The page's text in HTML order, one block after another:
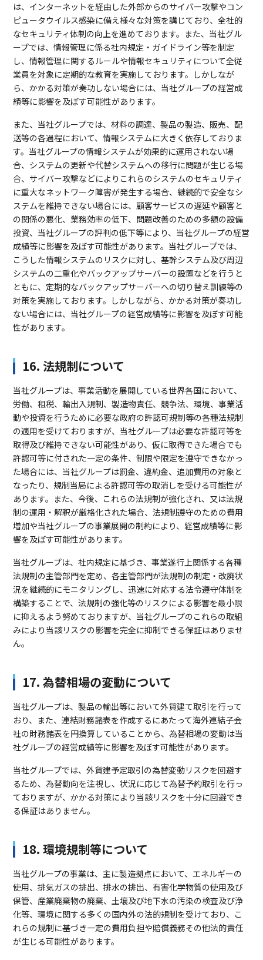
は、インターネットを経由した外部からのサイバー攻撃やコン
ピュータウイルス感染に備え様々な対策を講じており、全社的
なセキュリティ体制の向上を進めております。また、当社グル
ープでは、情報管理に係る社内規定・ガイドライン等を制定
し、情報管理に関するルールや情報セキュリティについて全従
業員を対象に定期的な教育を実施しております。しかしなが
ら、かかる対策が奏功しない場合には、当社グループの経営成
績等に影響を及ぼす可能性があります。
また、当社グループでは、材料の調達、製品の製造、販売、配
送等の各過程において、情報システムに大きく依存しておりま
す。当社グループの情報システムが効果的に運用されない場
合、システムの更新や代替システムへの移行に問題が生じる場
合、サイバー攻撃などによりこれらのシステムのセキュリティ
に重大なネットワーク障害が発生する場合、継続的で安全なシ
ステムを維持できない場合には、顧客サービスの遅延や顧客と
の関係の悪化、業務効率の低下、問題改善のための多額の設備
投資、当社グループの評判の低下等により、当社グループの経営
成績等に影響を及ぼす可能性があります。当社グループでは、
こうした情報システムのリスクに対し、基幹システム及び周辺
システムの二重化やバックアップサーバーの設置などを行うと
ともに、定期的なバックアップサーバーへの切り替え訓練等の
対策を実施しております。しかしながら、かかる対策が奏功し
ない場合には、当社グループの経営成績等に影響を及ぼす可能
性があります。
16. 法規制について
当社グループは、事業活動を展開している世界各国において、
労働、租税、輸出入規制、製造物責任、競争法、環境、事業活
動や投資を行うために必要な政府の許認可規制等の各種法規制
の適用を受けておりますが、当社グループは必要な許認可等を
取得及び維持できない可能性があり、仮に取得できた場合でも
許認可等に付された一定の条件、制限や限定を遵守できなかっ
た場合には、当社グループは罰金、違約金、追加費用の対象と
なったり、規制当局による許認可等の取消しを受ける可能性が
あります。また、今後、これらの法規制が強化され、又は法規
制の運用・解釈が厳格化された場合、法規制遵守のための費用
増加や当社グループの事業展開の制約により、経営成績等に影
響を及ぼす可能性があります。
当社グループは、社内規定に基づき、事業遂行上関係する各種
法規制の主管部門を定め、各主管部門が法規制の制定・改廃状
況を継続的にモニタリングし、迅速に対応する法令遵守体制を
構築することで、法規制の強化等のリスクによる影響を最小限
に抑えるよう努めておりますが、当社グループのこれらの取組
みにより当該リスクの影響を完全に抑制できる保証はありませ
ん。
17. 為替相場の変動について
当社グループは、製品の輸出等において外貨建て取引を行って
おり、また、連結財務諸表を作成するにあたって海外連結子会
社の財務諸表を円換算していることから、為替相場の変動は当
社グループの経営成績等に影響を及ぼす可能性があります。
当社グループでは、外貨建予定取引の為替変動リスクを回避す
るため、為替動向を注視し、状況に応じて為替予約取引を行っ
ておりますが、かかる対策により当該リスクを十分に回避でき
る保証はありません。
18. 環境規制等について
当社グループの事業は、主に製造拠点において、エネルギーの
使用、排気ガスの排出、排水の排出、有害化学物質の使用及び
保管、産業廃棄物の廃棄、土壌及び地下水の汚染の検査及び浄
化等、環境に関する多くの国内外の法的規制を受けており、こ
れらの規制に基づき一定の費用負担や賠償義務その他法的責任
が生じる可能性があります。